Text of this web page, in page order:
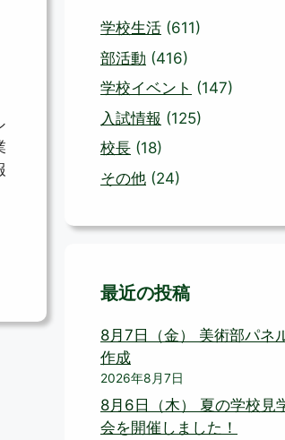
学校生活 (611)
部活動 (416)
学校イベント (147)
入試情報 (125)
校長 (18)
その他 (24)
最近の投稿
8月7日（金） 美術部パネ
作成
2026年8月7日
8月6日（木） 夏の学校見
会を開催しました！